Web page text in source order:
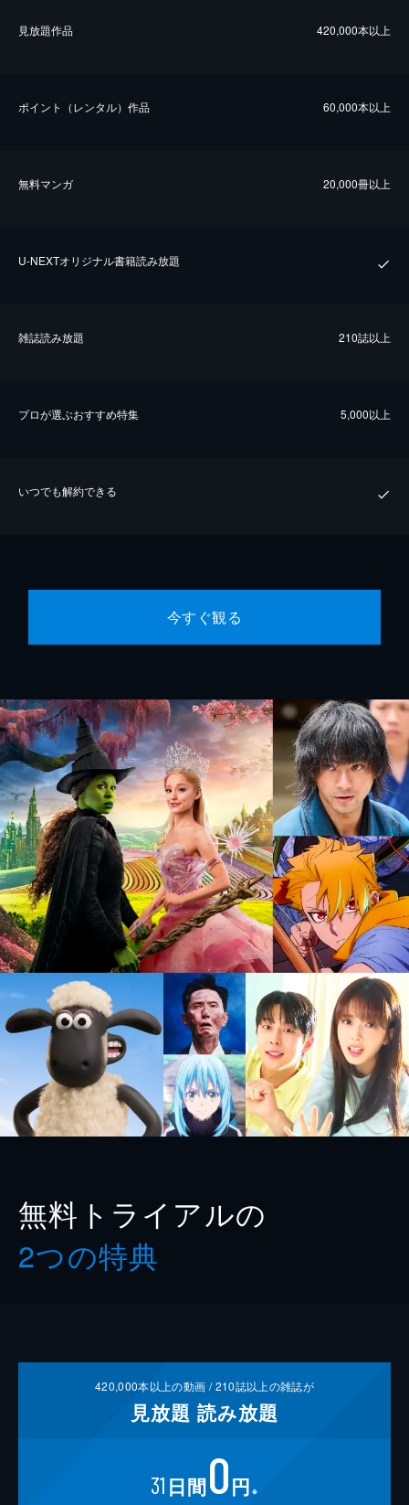
⾒放題作品 420,000本以上
ポイント（レンタル）作品 60,000本以上
無料マンガ 20,000冊以上
U-NEXTオリジナル書籍読み放題
雑誌読み放題 210誌以上
プロが選ぶおすすめ特集 5,000以上
いつでも解約できる
今すぐ観る
無料トライアルの
2つの特典
420,000本以上の動画 /210誌以上の雑誌が
見放題 読み放題
31 日間0円 ※